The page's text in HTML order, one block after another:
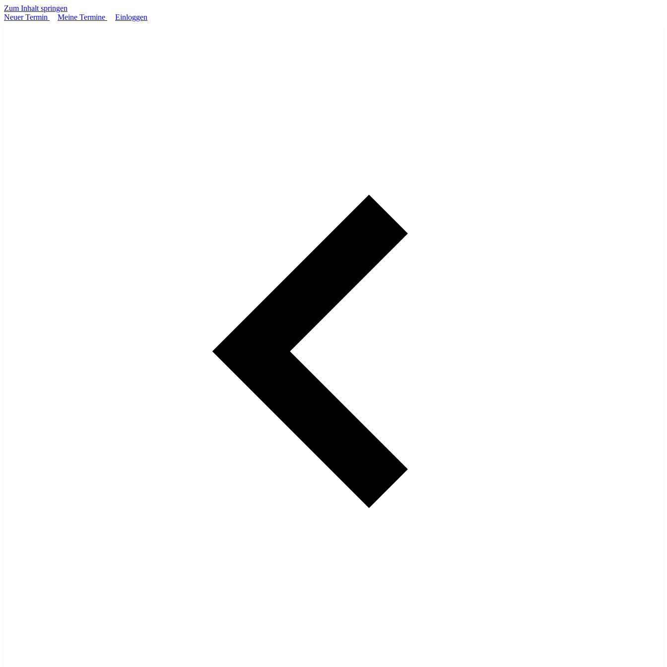
Zum Inhalt springen
Neuer Termin
Meine Termine Einloggen